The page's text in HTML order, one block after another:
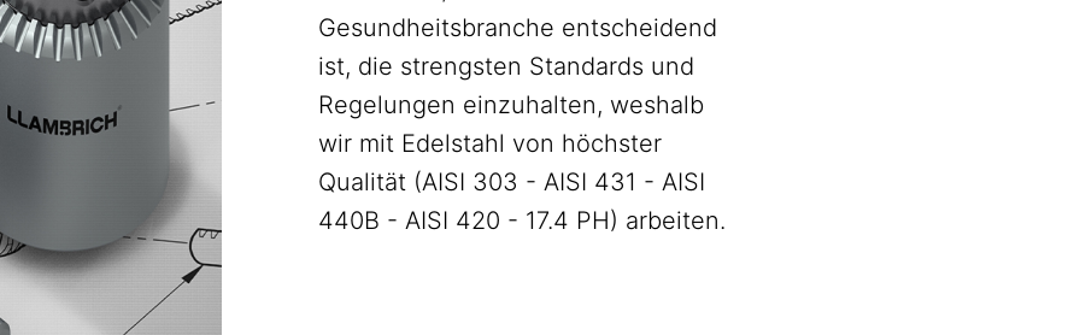
Gesundheitsbranche entscheidend
ist, die strengsten Standards und
Regelungen einzuhalten, weshalb
wir mit Edelstahl von höchster
Qualität (AISI 303 - AISI 431 - AISI
440B - AISI 420 - 17.4 PH) arbeiten.